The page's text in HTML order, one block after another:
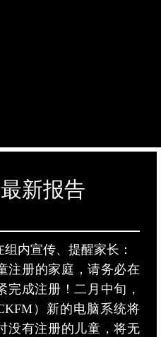
新报告
内宣传、提醒家长：
注册的家庭，请务必在
完成注册！二月中旬，
）新的电脑系统将
没有注册的儿童，将无